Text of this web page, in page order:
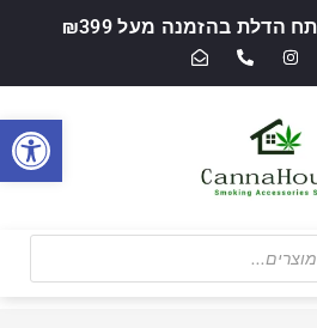
הדלת בהזמנה מעל ₪399
פתח